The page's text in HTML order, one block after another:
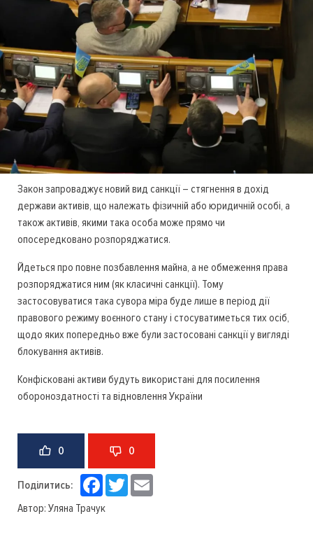
Закон запроваджує новий вид санкції – стягнення в дохід
держави активів, що належать фізичній або юридичній особі, а
також активів, якими така особа може прямо чи
опосередковано розпоряджатися.
Йдеться про повне позбавлення майна, а не обмеження права
розпоряджатися ним (як класичні санкції). Тому
застосовуватися така сувора міра буде лише в період дії
правового режиму воєнного стану і стосуватиметься тих осіб,
щодо яких попередньо вже були застосовані санкції у вигляді
блокування активів.
Конфісковані активи будуть використані для посилення
обороноздатності та відновлення України
0 0
Поділитись: Facebook
Twitter
Автор: Уляна Трачук